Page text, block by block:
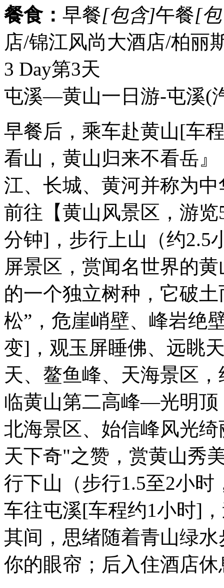
餐食： 早餐[包含]午餐[
店/锦江风尚大酒店/柏丽
3 Day第3天
屯溪—黄山一日游-屯溪(
早餐后，乘车赴黄山[车
看山，黄山归来不看岳
江、长城、黄河并称为
前往【黄山风景区，游
分钟]，步行上山（约2.5
屏景区，赏闻名世界的
的一个独立树种，它破
松”，危崖峭壁、峰岩绝
变]，观玉屏睡佛、远眺
天、鳌鱼峰、天海景区
临黄山第二高峰—光明
北海景区、始信峰风光
天下奇"之赞，赏黄山秀
行下山（步行1.5至2小
车往屯溪[车程约1小时]
其间，思绪随着青山绿
你的眼帘；后入住酒店休